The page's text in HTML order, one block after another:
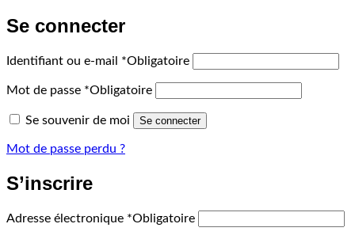
Se connecter
Identifiant ou e-mail *Obligatoire
Mot de passe *Obligatoire
Se souvenir de moi Se connecter
Mot de passe perdu ?
S’inscrire
Adresse électronique *Obligatoire